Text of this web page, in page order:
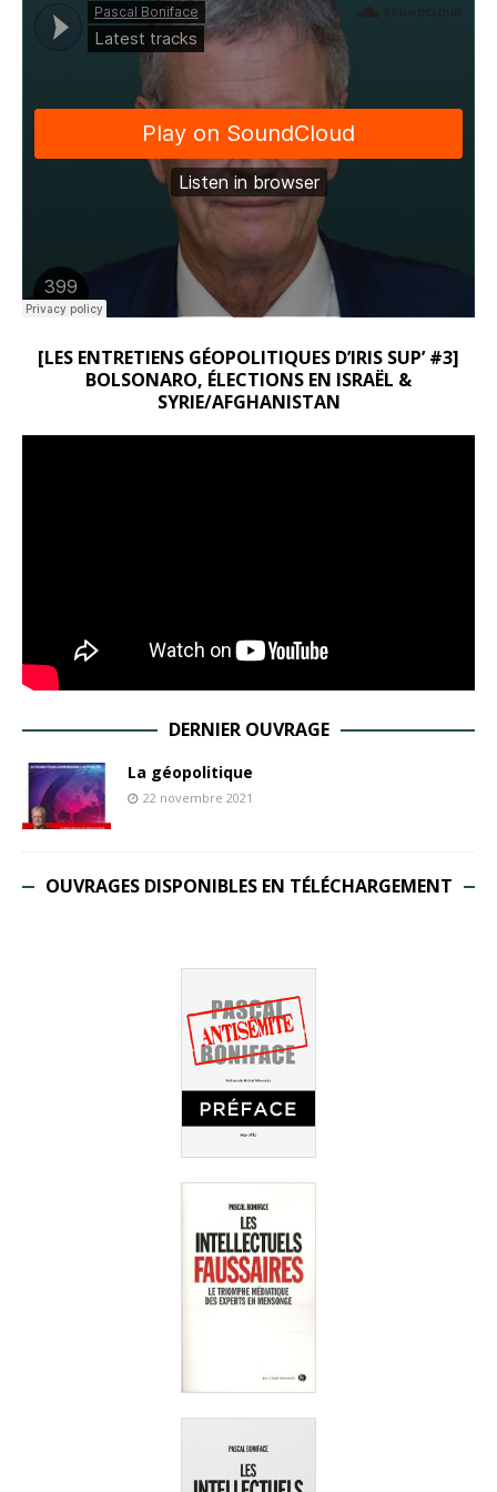
[LES ENTRETIENS GÉOPOLITIQUES D’IRIS SUP’ #3]
BOLSONARO, ÉLECTIONS EN ISRAËL &
SYRIE/AFGHANISTAN
DERNIER OUVRAGE
La géopolitique
22 novembre 2021
OUVRAGES DISPONIBLES EN TÉLÉCHARGEMENT